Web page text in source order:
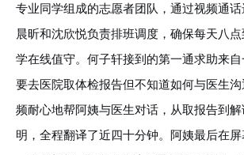
专业同学组成的志愿者团队，通过视频通
晨昕和沈欣悦负责排班调度，确保每天八
学在线值守。何子轩接到的第一通求助来
要去医院取体检报告但不知道如何与医生
频耐心地帮阿姨与医生对话，从取报告到
明，全程翻译了近四十分钟。阿姨最后在